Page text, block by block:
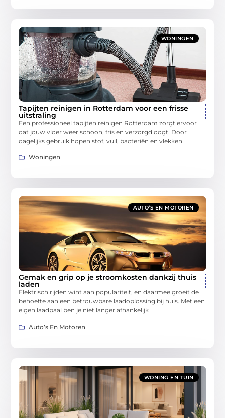
WONINGEN
Tapijten reinigen in Rotterdam voor een frisse
uitstraling
Een professioneel tapijten reinigen Rotterdam zorgt ervoor
dat jouw vloer weer schoon, fris en verzorgd oogt. Door
dagelijks gebruik hopen stof, vuil, bacteriën en vlekken
Woningen
AUTO’S EN MOTOREN
Gemak en grip op je stroomkosten dankzij thuis
laden
Elektrisch rijden wint aan populariteit, en daarmee groeit de
behoefte aan een betrouwbare laadoplossing bij huis. Met een
eigen laadpaal ben je niet langer afhankelijk
Auto’s En Motoren
WONING EN TUIN